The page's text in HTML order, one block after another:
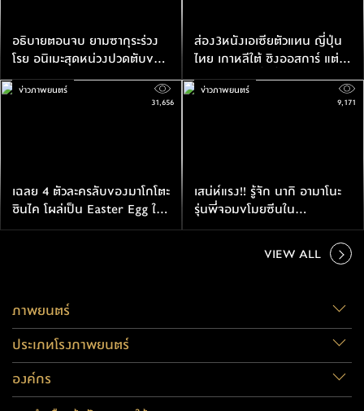
อธิบายตอนจบ ยามซากุระร่วง
โรย อนิเมะสุดหน่วงปวดตับของ
มาโกโตะ ชินไค
ส่อง3หนังเอเซียตัวแทน ญี่ปุ่น
ไทย เกาหลีใต้ ชิงออสการ์ แต่ละ
เรื่องสายโหดทั้งนั้น
เฉลย 4 ตัวละครลับของมาโกโตะ
ชินไค โผล่เป็น Easter Egg ใน
Weathering With You
ข่าวภาพยนตร์
31,656
เสน่ห์แรง!! รู้จัก นากิ อามาโนะ
รุ่นพี่จอมขโมยซีนใน
Weathering With You
ข่าวภาพยนตร์
9,171
VIEW ALL
ภาพยนตร์
ประเภทโรงภาพยนตร์
องค์กร